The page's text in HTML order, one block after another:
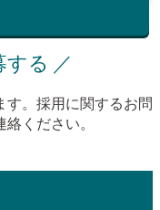
る ／
す。採用に関するお問
ください。